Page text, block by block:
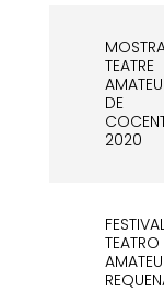
TEATRE
DE
2020
TEATRO